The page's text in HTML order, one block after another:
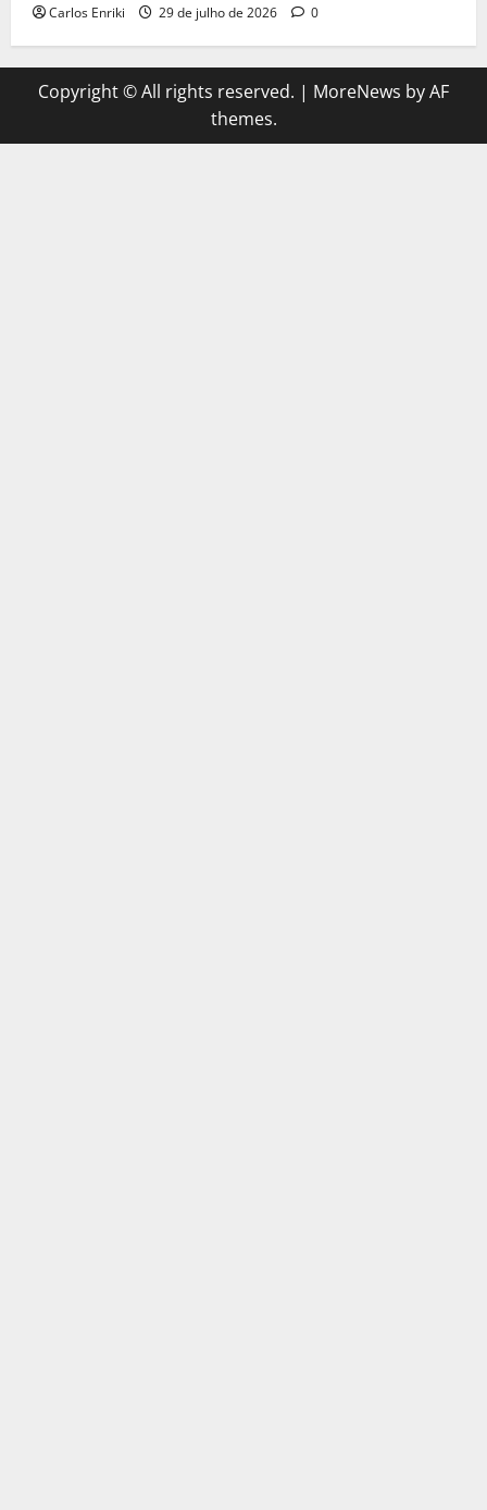
Carlos Enriki 29 de julho de 2026 0
Copyright © All rights reserved. | MoreNews by AF
themes.